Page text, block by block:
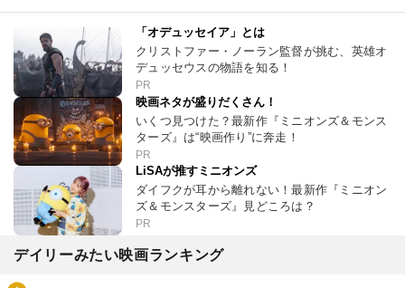
「オデュッセイア」とは
クリストファー・ノーラン監督が挑む、英雄オ
デュッセウスの物語を知る！
PR
映画ネタが盛りだくさん！
いくつ見つけた？最新作『ミニオンズ＆モンス
ターズ』は“映画作り”に奔走！
PR
LiSAが推すミニオンズ
ダイフクが耳から離れない！最新作『ミニオン
ズ＆モンスターズ』見どころは？
PR
デイリーみたい映画ランキング